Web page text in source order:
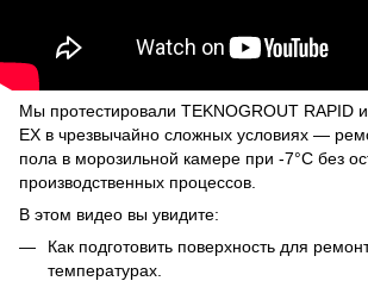
Мы протестировали TEKNOGROUT RAPID
EX в чрезвычайно сложных условиях —
пола в морозильной камере при -7°C без
производственных процессов.
В этом видео вы увидите:
Как подготовить поверхность для
температурах.